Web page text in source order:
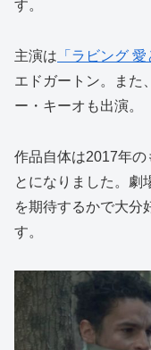
す。
主演は 「ラビング
エドガートン。また、
ー・キーオも出演。
作品自体は2017年の
とになりました。劇
を期待するかで大分
す。